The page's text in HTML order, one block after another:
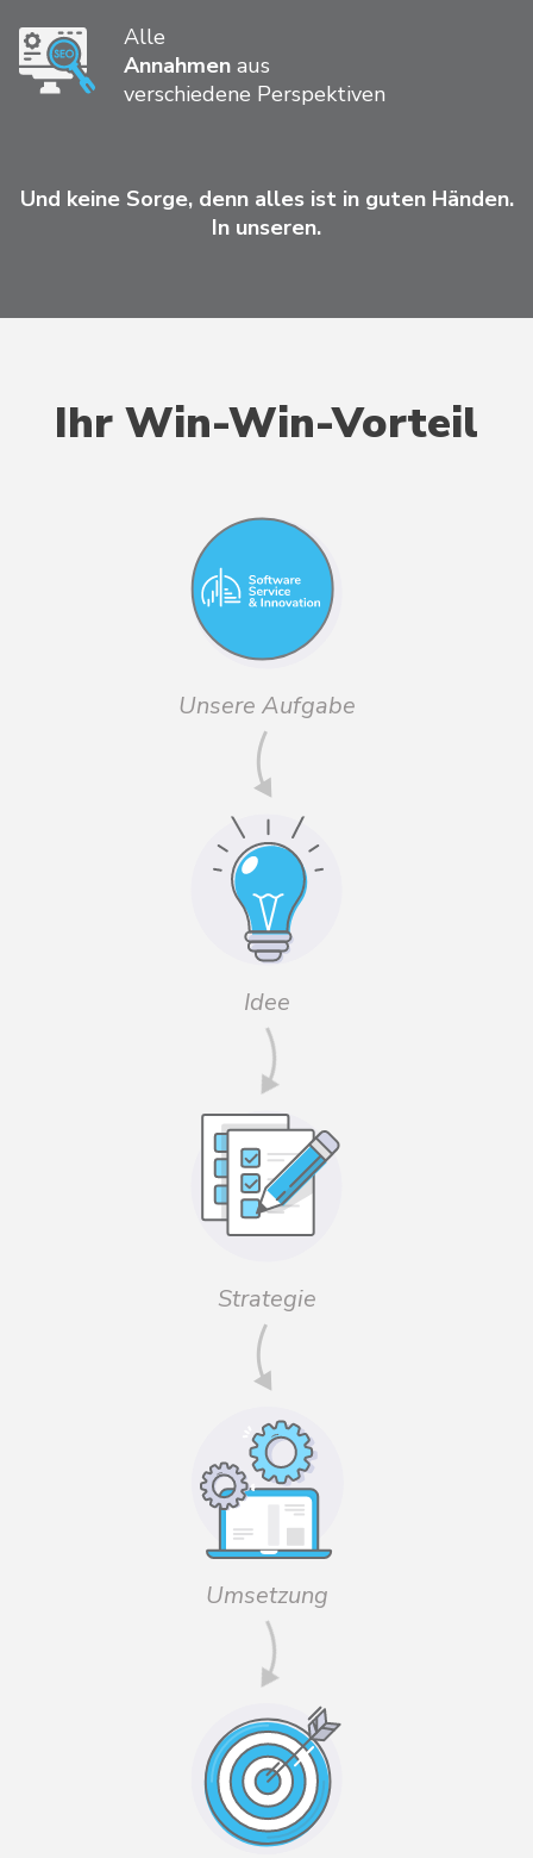
Alle
Annahmen aus
verschiedene Perspektiven
Und keine Sorge, denn alles ist in guten Händen.
In unseren.
Ihr Win-Win-Vorteil
Unsere Aufgabe
Idee
Strategie
Umsetzung